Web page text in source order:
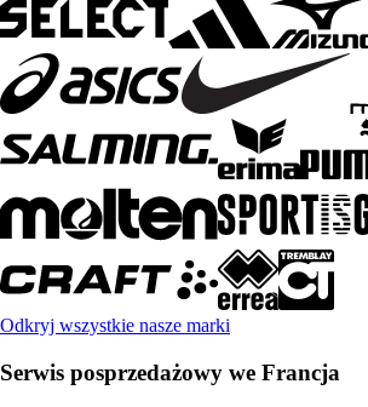
Odkryj wszystkie nasze marki
Serwis posprzedażowy we Francja